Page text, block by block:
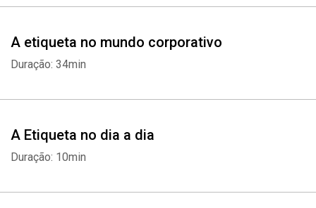
A etiqueta no mundo corporativo
Duração: 34min
A Etiqueta no dia a dia
Duração: 10min
Whatsapp